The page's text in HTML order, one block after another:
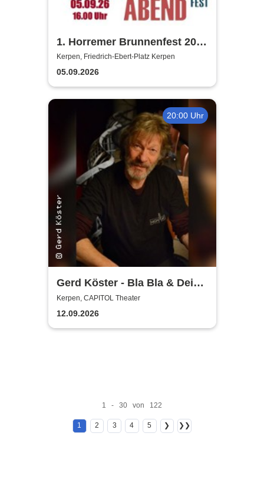
1. Horremer Brunnenfest 2026
- Klüngelköpp, Druckluft,
Planschemalöör, Paveier
Kerpen, Friedrich-Ebert-Platz Kerpen
05.09.2026
20:00 Uhr
Gerd Köster - Bla Bla & Dei
Dei
Kerpen, CAPITOL Theater
12.09.2026
1 - 30 von 122
1 2 3 4 5 ❯ ❯❯